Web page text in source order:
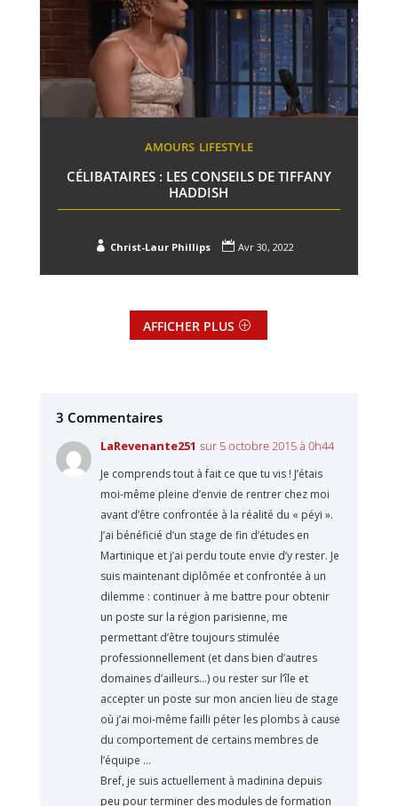
AMOURS LIFESTYLE
CÉLIBATAIRES : LES CONSEILS DE TIFFANY
HADDISH
 Christ-Laur Phillips  Avr 30, 2022
AFFICHER PLUS
3 Commentaires
LaRevenante251 sur 5 octobre 2015 à 0h44
Je comprends tout à fait ce que tu vis ! J’étais
moi-même pleine d’envie de rentrer chez moi
avant d’être confrontée à la réalité du « péyi ».
J’ai bénéficié d’un stage de fin d’études en
Martinique et j’ai perdu toute envie d’y rester. Je
suis maintenant diplômée et confrontée à un
dilemme : continuer à me battre pour obtenir
un poste sur la région parisienne, me
permettant d’être toujours stimulée
professionnellement (et dans bien d’autres
domaines d’ailleurs…) ou rester sur l’île et
accepter un poste sur mon ancien lieu de stage
où j’ai moi-même failli péter les plombs à cause
du comportement de certains membres de
l’équipe …
Bref, je suis actuellement à madinina depuis
peu pour terminer des modules de formation